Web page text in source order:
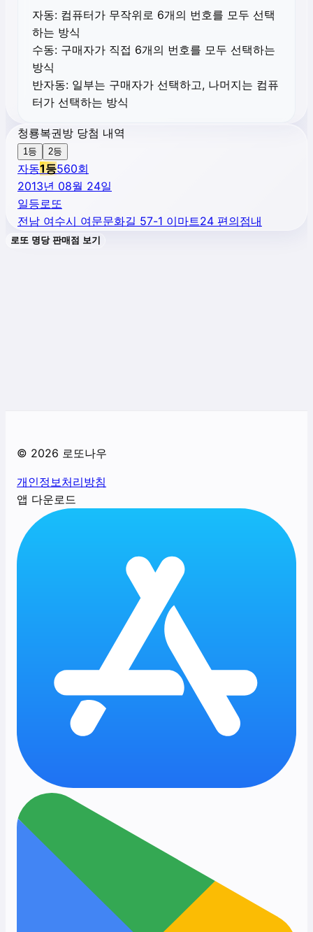
자동: 컴퓨터가 무작위로 6개의 번호를 모두 선택
하는 방식
수동: 구매자가 직접 6개의 번호를 모두 선택하는
방식
반자동: 일부는 구매자가 선택하고, 나머지는 컴퓨
터가 선택하는 방식
청룡복권방 당첨 내역
1등 2등
자동1등560회
2013년 08월 24일
일등로또
전남 여수시 여문문화길 57-1 이마트24 편의점내
로또 명당 판매점 보기
© 2026 로또나우
개인정보처리방침
앱 다운로드